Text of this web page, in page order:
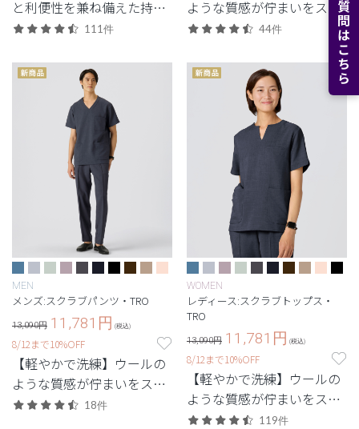
と利便性を兼ね備えた持っ
ておきたいジップタイプ。
111件
ような質感が佇まいをスマ
ートに引き立てる定番シリ
44件
MEN
メンズ:スクラブパンツ・TRO
13,090円 11,781 円 (税込)
8/12まで10%OFF
【軽やかで洗練】ウールの
ような質感が佇まいをスマ
ートに引き立てる定番シリ
18件
WOMEN
レディース:スクラブトップス・
TRO
13,090円 11,781 円 (税込)
8/12まで10%OFF
【軽やかで洗練】ウールの
ような質感が佇まいをスマ
ートに引き立てる定番シリ
119件